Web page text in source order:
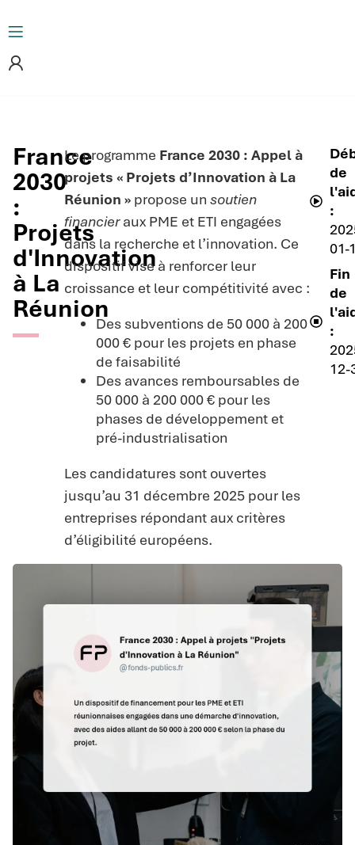
France
2030
:
Projets
d'Innovation
à La
Réunion
Le programme France 2030 : Appel à
projets « Projets d’Innovation à La
Réunion » propose unsoutien
financieraux PME et ETI engagées
dans la recherche et l’innovation. Ce
dispositif vise à renforcer leur
croissance et leur compétitivité avec :
Des subventions de 50 000 à 200
000 € pour les projets en phase
de faisabilité
Des avances remboursables de
50 000 à 200 000 € pour les
phases de développement et
pré-industrialisation
Les candidatures sont ouvertes
jusqu’au 31 décembre 2025 pour les
entreprises répondant aux critères
d’éligibilité européens.
de
:
01-
Fin
de
:
12-